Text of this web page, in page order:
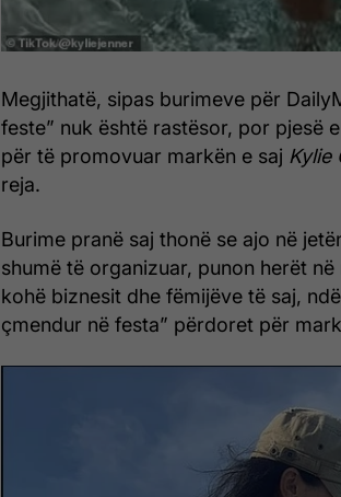
Megjithatë, sipas burimeve për
feste” nuk është rastësor, por pjesë
për të promovuar markën e saj Kylie
reja.
Burime pranë saj thonë se ajo në
shumë të organizuar, punon herët
kohë biznesit dhe fëmijëve të saj,
çmendur në festa” përdoret për